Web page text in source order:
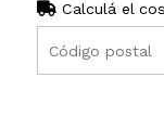
Calculá el